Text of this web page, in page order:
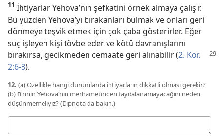
11 İhtiyarlar Yehova’nın şefkatini örnek almaya çalışır.
Bu yüzden Yehova’yı bırakanları bulmak ve onları geri
dönmeye teşvik etmek için çok çaba gösterirler. Eğer
suç işleyen kişi tövbe eder ve kötü davranışlarını
bırakırsa, gecikmeden cemaate geri alınabilir (2. Kor.
2:6-8).
12. (a) Özellikle hangi durumlarda ihtiyarların dikkatli olması gerekir?
(b) Birinin Yehova’nın merhametinden faydalanamayacağını neden
düşünmemeliyiz? (Dipnota da bakın.)